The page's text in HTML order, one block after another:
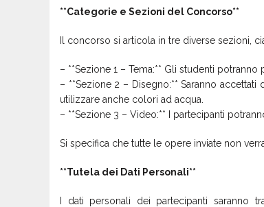
**Categorie e Sezioni del Concorso**
Il concorso si articola in tre diverse sezioni,
– **Sezione 1 – Tema:** Gli studenti
– **Sezione 2 – Disegno:** Saranno
utilizzare anche colori ad acqua.
– **Sezione 3 – Video:** I partecipanti
Si specifica che tutte le opere inviate non
**Tutela dei Dati Personali**
I dati personali dei partecipanti saranno